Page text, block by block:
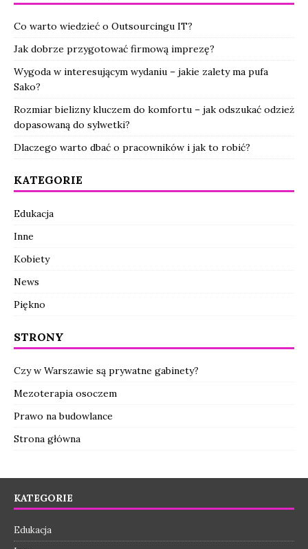
Co warto wiedzieć o Outsourcingu IT?
Jak dobrze przygotować firmową imprezę?
Wygoda w interesującym wydaniu – jakie zalety ma pufa
Sako?
Rozmiar bielizny kluczem do komfortu – jak odszukać odzież
dopasowaną do sylwetki?
Dlaczego warto dbać o pracowników i jak to robić?
KATEGORIE
Edukacja
Inne
Kobiety
News
Piękno
STRONY
Czy w Warszawie są prywatne gabinety?
Mezoterapia osoczem
Prawo na budowlance
Strona główna
KATEGORIE
Edukacja